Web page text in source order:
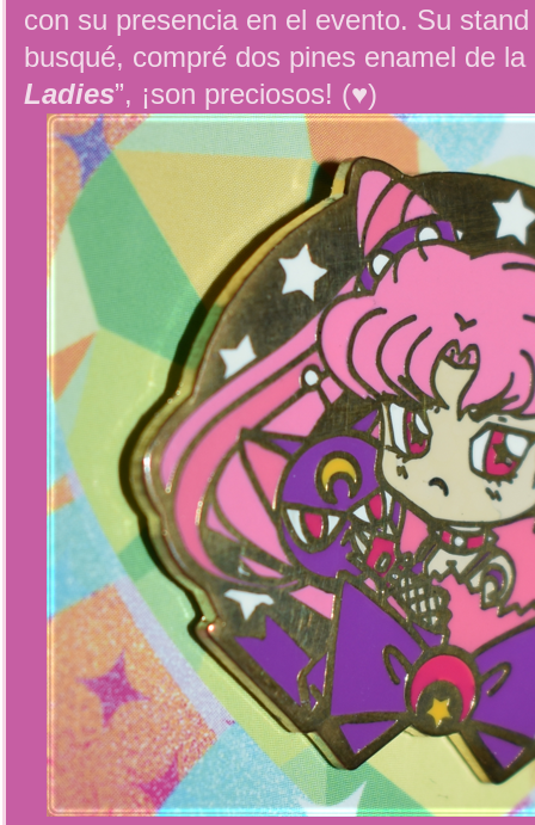
con su presencia en el evento. Su
busqué, compré dos pines enamel de la
Ladies”, ¡son preciosos! (♥)